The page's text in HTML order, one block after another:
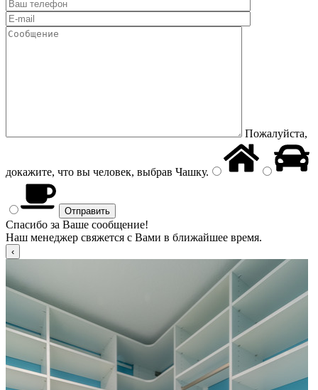
Пожалуйста,
докажите, что вы человек, выбрав Чашку.
Спасибо за Ваше сообщение!
Наш менеджер свяжется с Вами в ближайшее время.